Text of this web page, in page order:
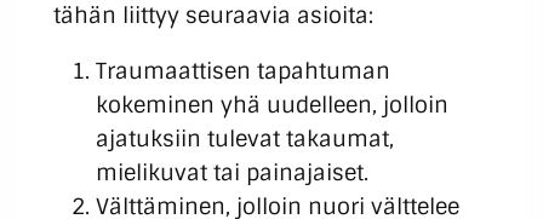
tähän liittyy seuraavia asioita:
Traumaattisen tapahtuman
kokeminen yhä uudelleen, jolloin
ajatuksiin tulevat takaumat,
mielikuvat tai painajaiset.
Välttäminen, jolloin nuori välttelee